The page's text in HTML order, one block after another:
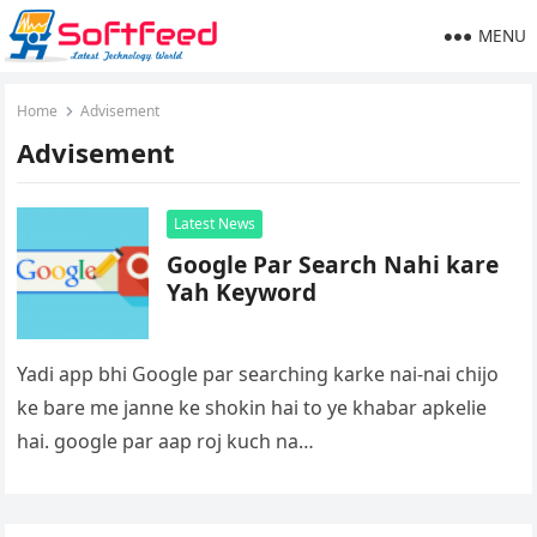
MENU
Home Advisement
Advisement
Latest News
Google Par Search Nahi kare
Yah Keyword
Yadi app bhi Google par searching karke nai-nai chijo
ke bare me janne ke shokin hai to ye khabar apkelie
hai. google par aap roj kuch na…